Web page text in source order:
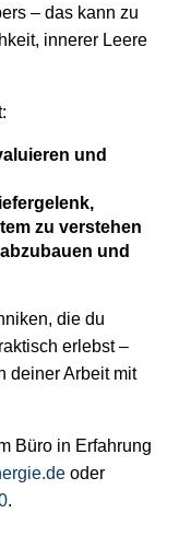
– das kann zu
innerer Leere
und
zu verstehen
und
die du
erlebst –
deiner Arbeit mit
Büro in Erfahrung
oder
.